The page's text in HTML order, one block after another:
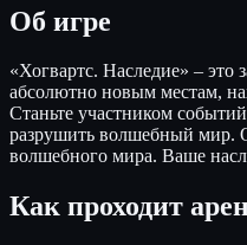
Об игре
«Хогвартс. Наследие» –
абсолютно новым местам,
Станьте участником
разрушить волшебный мир.
волшебного мира. Ваше
Как проходит